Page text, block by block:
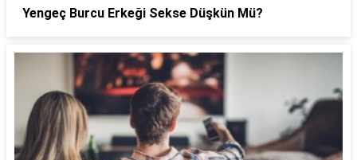
Yengeç Burcu Erkeği Sekse Düşkün Mü?